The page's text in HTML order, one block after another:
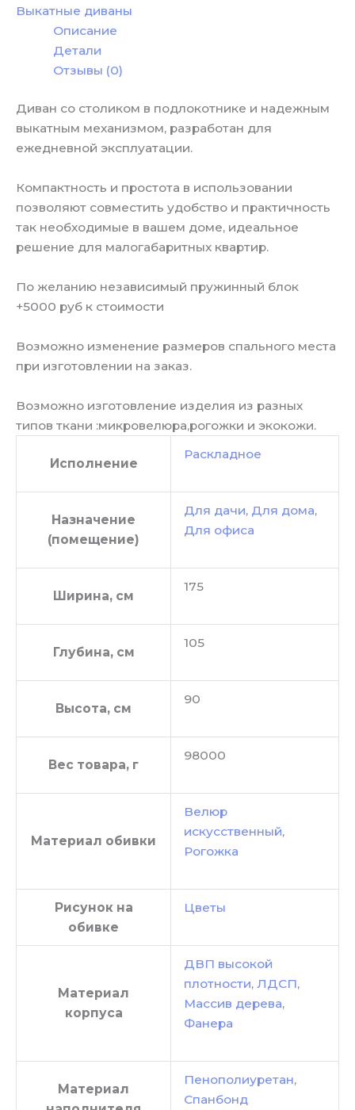
Выкатные диваны
Описание
Детали
Отзывы (0)
Диван со столиком в подлокотнике и надежным
выкатным механизмом, разработан для
ежедневной эксплуатации.
Компактность и простота в использовании
позволяют совместить удобство и практичность
так необходимые в вашем доме, идеальное
решение для малогабаритных квартир.
По желанию независимый пружинный блок
+5000 руб к стоимости
Возможно изменение размеров спального места
при изготовлении на заказ.
Возможно изготовление изделия из разных
типов ткани :микровелюра,рогожки и экокожи.
Исполнение
Раскладное
Назначение
(помещение)
Для дачи, Для дома,
Для офиса
Ширина, см
175
Глубина, см
105
Высота, см
90
Вес товара, г
98000
Материал обивки
Велюр
искусственный,
Рогожка
Рисунок на
обивке
Цветы
Материал
корпуса
ДВП высокой
плотности, ЛДСП,
Массив дерева,
Фанера
Материал
Пенополиуретан,
Спанбонд